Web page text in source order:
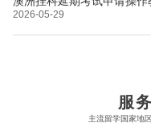
2026-05-29
服
主流留学国家地
麻省理工学院